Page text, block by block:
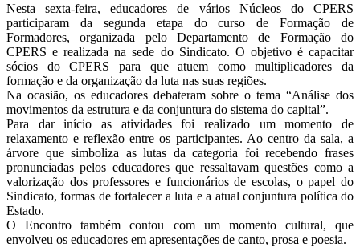
Nesta sexta-feira, educadores de vários Núcleos do CPERS
participaram da segunda etapa do curso de Formação de
Formadores, organizada pelo Departamento de Formação do
CPERS e realizada na sede do Sindicato. O objetivo é capacitar
sócios do CPERS para que atuem como multiplicadores da
formação e da organização da luta nas suas regiões.
Na ocasião, os educadores debateram sobre o tema “Análise dos
movimentos da estrutura e da conjuntura do sistema do capital”.
Para dar início as atividades foi realizado um momento de
relaxamento e reflexão entre os participantes. Ao centro da sala, a
árvore que simboliza as lutas da categoria foi recebendo frases
pronunciadas pelos educadores que ressaltavam questões como a
valorização dos professores e funcionários de escolas, o papel do
Sindicato, formas de fortalecer a luta e a atual conjuntura política do
Estado.
O Encontro também contou com um momento cultural, que
envolveu os educadores em apresentações de canto, prosa e poesia.